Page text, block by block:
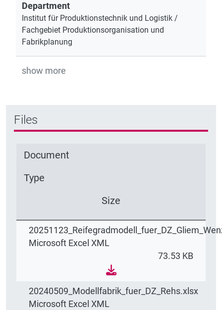
Department
Institut für Produktionstechnik und Logistik /
Fachgebiet Produktionsorganisation und
Fabrikplanung
show more
Files
Document
Type
Size
Microsoft Excel XML
73.53 KB
20240509_Modellfabrik_fuer_DZ_Rehs.xlsx
Microsoft Excel XML